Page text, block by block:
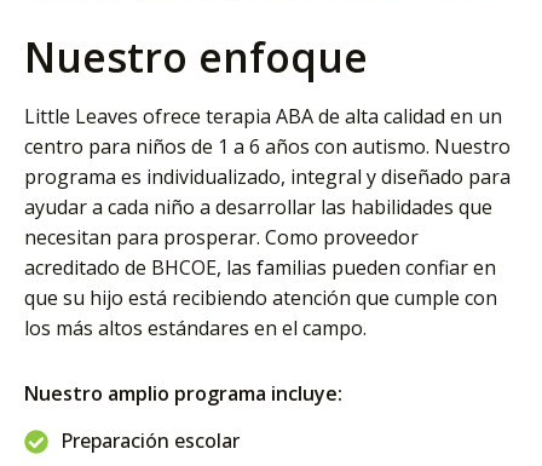
Nuestro enfoque
Little Leaves ofrece terapia ABA de alta calidad en un
centro para niños de 1 a 6 años con autismo. Nuestro
programa es individualizado, integral y diseñado para
ayudar a cada niño a desarrollar las habilidades que
necesitan para prosperar. Como proveedor
acreditado de BHCOE, las familias pueden confiar en
que su hijo está recibiendo atención que cumple con
los más altos estándares en el campo.
Nuestro amplio programa incluye:
Preparación escolar